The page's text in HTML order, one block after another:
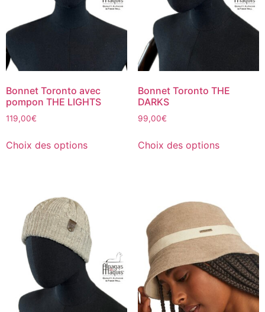
Bonnet Toronto avec
pompon THE LIGHTS
119,00€
Choix des options
Bonnet Toronto THE
DARKS
99,00€
Choix des options